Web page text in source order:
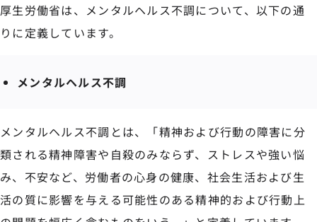
厚生労働省は、メンタルヘルス不調について、以下の通
りに定義しています。
メンタルヘルス不調
メンタルヘルス不調とは、「精神および行動の障害に分
類される精神障害や自殺のみならず、ストレスや強い悩
み、不安など、労働者の心身の健康、社会生活および生
活の質に影響を与える可能性のある精神的および行動上